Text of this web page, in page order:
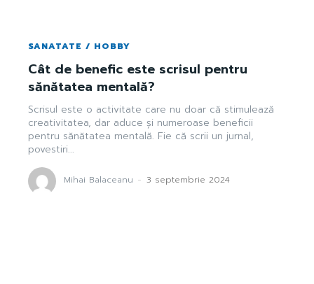
SANATATE / HOBBY
Cât de benefic este scrisul pentru
sănătatea mentală?
Scrisul este o activitate care nu doar că stimulează
creativitatea, dar aduce și numeroase beneficii
pentru sănătatea mentală. Fie că scrii un jurnal,
povestiri...
Mihai Balaceanu - 3 septembrie 2024